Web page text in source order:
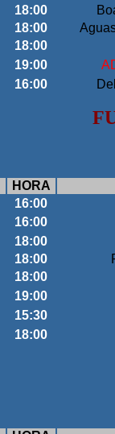
18:00
18:00
18:00
19:00
16:00
HORA
16:00
16:00
18:00
18:00
18:00
19:00
15:30
18:00